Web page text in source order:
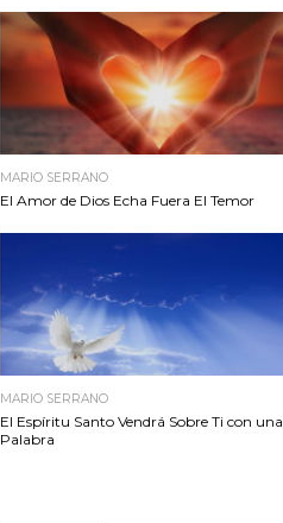
MARIO SERRANO
El Amor de Dios Echa Fuera El Temor
MARIO SERRANO
El Espíritu Santo Vendrá Sobre Ti con una
Palabra